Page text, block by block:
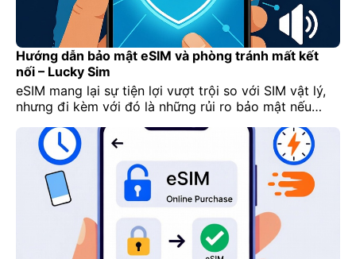
Hướng dẫn bảo mật eSIM và phòng tránh mất kết
nối – Lucky Sim
eSIM mang lại sự tiện lợi vượt trội so với SIM vật lý,
nhưng đi kèm với đó là những rủi ro bảo mật nếu
khi sử dụng eSIM cũng có thể ảnh hưởng nghiêm
trọng đến công việc, du lịch hoặc liên lạc […]